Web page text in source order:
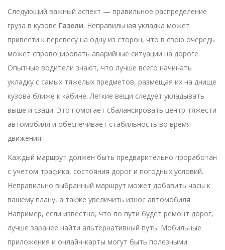
Следующий важный аспект — правильное распределение
груза в кузове Газели. Неправильная укладка может
привести к перевесу на одну из сторон, что в свою очередь
может спровоцировать аварийные ситуации на дороге.
Опытные водители знают, что лучше всего начинать
укладку с самых тяжелых предметов, размещая их на днище
кузова ближе к кабине. Легкие вещи следует укладывать
выше и сзади. Это помогает сбалансировать центр тяжести
автомобиля и обеспечивает стабильность во время
движения.
Каждый маршрут должен быть предварительно проработан
с учетом трафика, состояния дорог и погодных условий.
Неправильно выбранный маршрут может добавить часы к
вашему плану, а также увеличить износ автомобиля.
Например, если известно, что по пути будет ремонт дорог,
лучше заранее найти альтернативный путь. Мобильные
приложения и онлайн-карты могут быть полезными